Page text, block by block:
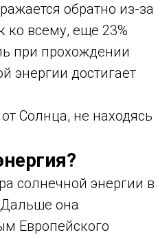
обратно из-за
ко всему, еще 23%
при прохождении
энергии достигает
Солнца, не находясь
солнечной энергии в
она
Европейского